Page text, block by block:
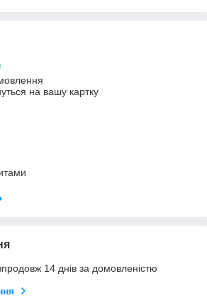
на вашу картку
14 днів за домовленістю